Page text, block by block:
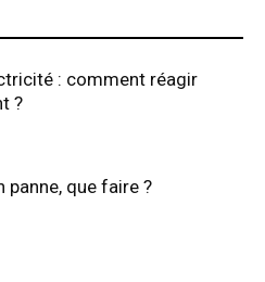
: comment réagir
?
panne, que faire ?